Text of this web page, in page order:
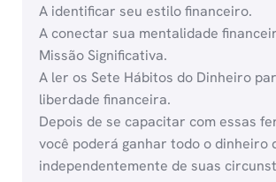
A identificar seu estilo financeiro.
A conectar sua mentalidade
Missão Significativa.
A ler os Sete Hábitos do Dinheiro
liberdade financeira.
Depois de se capacitar com essas
você poderá ganhar todo o dinheiro
independentemente de suas